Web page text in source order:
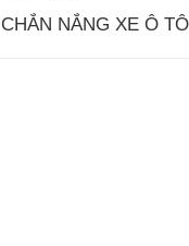
NẮNG XE Ô TÔ